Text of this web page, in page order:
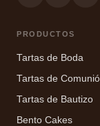
PRODUCTOS
Tartas de Boda
Tartas de
Tartas de Bautizo
Bento Cakes